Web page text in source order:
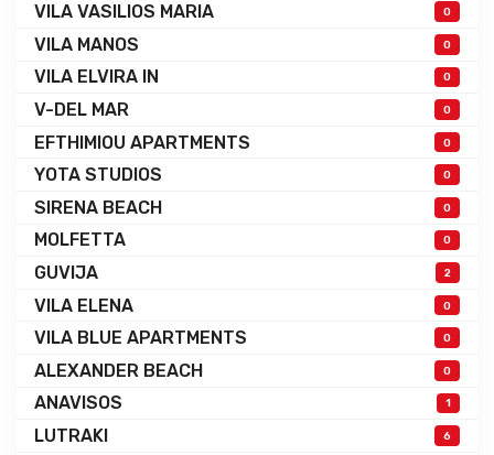
VILA VASILIOS MARIA 0
VILA MANOS 0
VILA ELVIRA IN 0
V-DEL MAR 0
EFTHIMIOU APARTMENTS 0
YOTA STUDIOS 0
SIRENA BEACH 0
MOLFETTA 0
GUVIJA 2
VILA ELENA 0
VILA BLUE APARTMENTS 0
ALEXANDER BEACH 0
ANAVISOS 1
LUTRAKI 6